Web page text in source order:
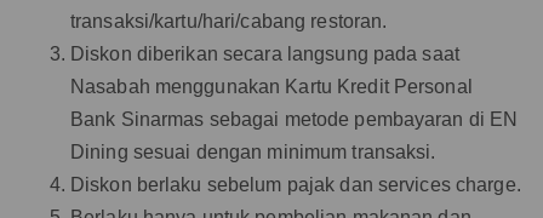
transaksi/kartu/hari/cabang restoran.
Diskon diberikan secara langsung pada saat
Nasabah menggunakan Kartu Kredit Personal
Bank Sinarmas sebagai metode pembayaran di EN
Dining sesuai dengan minimum transaksi.
Diskon berlaku sebelum pajak dan services charge.